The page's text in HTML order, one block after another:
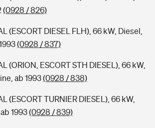
(0928 / 826)
(ESCORT DIESEL FLH), 66 kW, Diesel,
(0928 / 837)
(ORION, ESCORT STH DIESEL), 66 kW,
ab 1993(0928 / 838)
(ESCORT TURNIER DIESEL), 66 kW,
1993(0928 / 839)